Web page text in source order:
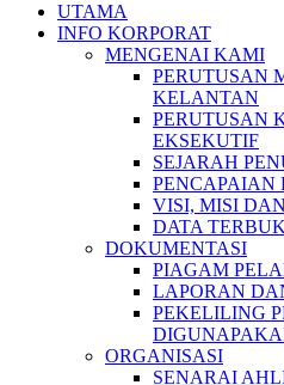
UTAMA
INFO KORPORAT
MENGENAI KAMI
PERUTUSAN
KELANTAN
PERUTUSAN
EKSEKUTIF
SEJARAH
PENCAPAIAN
VISI, MISI
DATA
DOKUMENTASI
PIAGAM
LAPORAN
PEKELILING
ORGANISASI
SENARAI